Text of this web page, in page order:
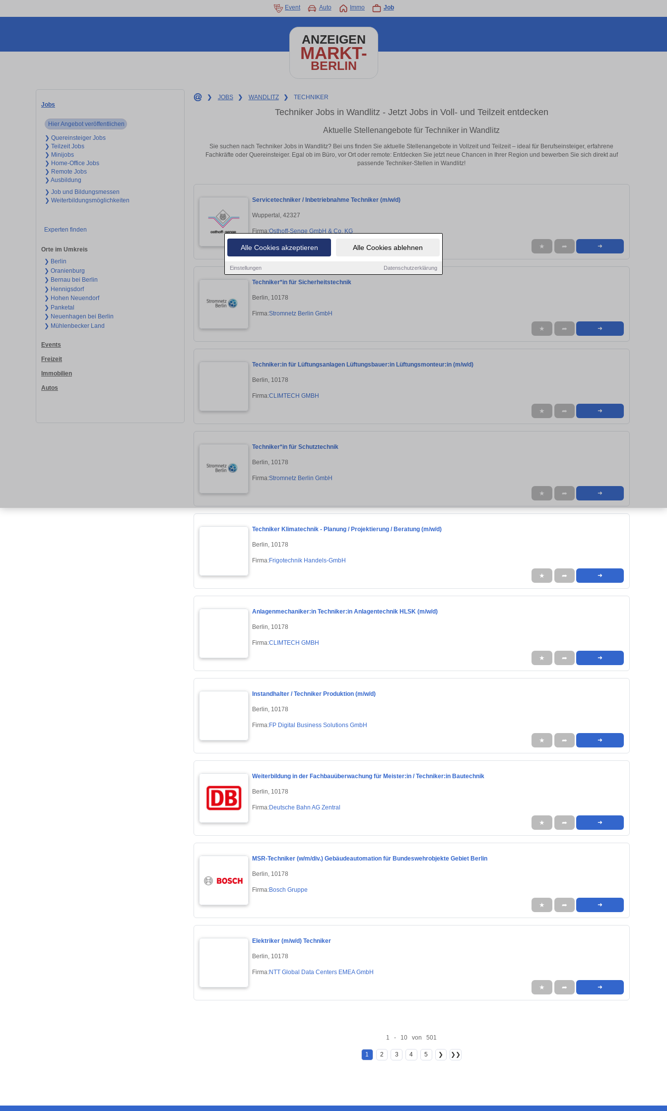
Alle Cookies akzeptieren Alle Cookies ablehnen
Einstellungen Datenschutzerklärung
Event Auto Immo Job
ANZEIGEN
MARKT-
BERLIN
Jobs
Hier Angebot veröffentlichen
❯ Quereinsteiger Jobs
❯ Teilzeit Jobs
❯ Minijobs
❯ Home-Office Jobs
❯ Remote Jobs
❯ Ausbildung
❯ Job und Bildungsmessen
❯ Weiterbildungsmöglichkeiten
Experten finden
Orte im Umkreis
❯ Berlin
❯ Oranienburg
❯ Bernau bei Berlin
❯ Hennigsdorf
❯ Hohen Neuendorf
❯ Panketal
❯ Neuenhagen bei Berlin
❯ Mühlenbecker Land
Events
Freizeit
Immobilien
Autos
❯ JOBS ❯ WANDLITZ ❯ TECHNIKER
Techniker Jobs in Wandlitz - Jetzt Jobs in Voll- und Teilzeit entdecken
Aktuelle Stellenangebote für Techniker in Wandlitz
Sie suchen nach Techniker Jobs in Wandlitz? Bei uns finden Sie aktuelle Stellenangebote in Vollzeit und Teilzeit – ideal für Berufseinsteiger, erfahrene
Fachkräfte oder Quereinsteiger. Egal ob im Büro, vor Ort oder remote: Entdecken Sie jetzt neue Chancen in Ihrer Region und bewerben Sie sich direkt auf
passende Techniker-Stellen in Wandlitz!
Servicetechniker / Inbetriebnahme Techniker (m/w/d)
Wuppertal, 42327
Firma:Osthoff-Senge GmbH & Co. KG
★ ➦ ➜
Techniker*in für Sicherheitstechnik
Berlin, 10178
Firma:Stromnetz Berlin GmbH
★ ➦ ➜
Techniker:in für Lüftungsanlagen Lüftungsbauer:in Lüftungsmonteur:in (m/w/d)
Berlin, 10178
Firma:CLIMTECH GMBH
★ ➦ ➜
Techniker*in für Schutztechnik
Berlin, 10178
Firma:Stromnetz Berlin GmbH
★ ➦ ➜
Techniker Klimatechnik - Planung / Projektierung / Beratung (m/w/d)
Berlin, 10178
Firma:Frigotechnik Handels-GmbH
★ ➦ ➜
Anlagenmechaniker:in Techniker:in Anlagentechnik HLSK (m/w/d)
Berlin, 10178
Firma:CLIMTECH GMBH
★ ➦ ➜
Instandhalter / Techniker Produktion (m/w/d)
Berlin, 10178
Firma:FP Digital Business Solutions GmbH
★ ➦ ➜
Weiterbildung in der Fachbauüberwachung für Meister:in / Techniker:in Bautechnik
Berlin, 10178
Firma:Deutsche Bahn AG Zentral
★ ➦ ➜
MSR-Techniker (w/m/div.) Gebäudeautomation für Bundeswehrobjekte Gebiet Berlin
Berlin, 10178
Firma:Bosch Gruppe
★ ➦ ➜
Elektriker (m/w/d) Techniker
Berlin, 10178
Firma:NTT Global Data Centers EMEA GmbH
★ ➦ ➜
1 - 10 von 501
1 2 3 4 5 ❯ ❯❯